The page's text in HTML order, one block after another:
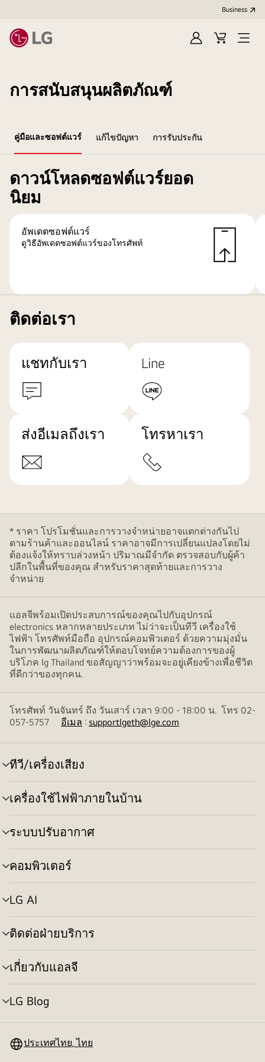
Business
Sign
Cart
Open
การสนับสนุนผลิตภัณฑ์
คู่มือและซอฟต์แวร์ แก้ไขปัญหา การรับประกัน
ดาวน์โหลดซอฟต์แวร์ยอด
นิยม
อัพเดตซอฟต์แวร์
ดูวิธีอัพเดตซอฟต์แวร์ของโทรศัพท์
ติดต่อเรา
แชทกับเรา Line
ส่งอีเมลถึงเรา โทรหาเรา
* ราคา โปรโมชั่นและการวางจำหน่ายอาจแตกต่างกันไป
ตามร้านค้าและออนไลน์ ราคาอาจมีการเปลี่ยนแปลงโดยไม่
ต้องแจ้งให้ทราบล่วงหน้า ปริมาณมีจำกัด ตรวจสอบกับผู้ค้า
ปลีกในพื้นที่ของคุณ สำหรับราคาสุดท้ายและการวาง
จำหน่าย
แอลจีพร้อมเปิดประสบการณ์ของคุณไปกับอุปกรณ์
electronics หลากหลายประเภท ไม่ว่าจะเป็นทีวี เครื่องใช้
ไฟฟ้า โทรศัพท์มือถือ อุปกรณ์คอมพิวเตอร์ ด้วยความมุ่งมั่น
ในการพัฒนาผลิตภัณฑ์ให้ตอบโจทย์ความต้องการของผู้
บริโภค lg Thailand ขอสัญญาว่าพร้อมจะอยู่เคียงข้างเพื่อชีวิต
ที่ดีกว่าของทุกคน.
โทรศัพท์ วันจันทร์ ถึง วันเสาร์ เวลา 9:00 - 18:00 น. โทร 02-
057-5757 อีเมล : supportlgeth@lge.com
ทีวี/เครื่องเสียง
สลับ
เมนู
เครื่องใช้ไฟฟ้าภายในบ้าน
สลับ
เมนู
ระบบปรับอากาศ
สลับ
เมนู
คอมพิวเตอร์
สลับ
เมนู
LG AI
สลับ
เมนู
ติดต่อฝ่ายบริการ
สลับ
เมนู
เกี่ยวกับแอลจี
สลับ
เมนู
LG Blog
สลับ
ประเทศไทย, ไทย